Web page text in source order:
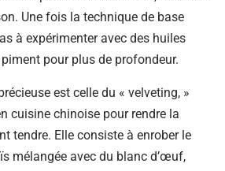
Une fois la technique de base
à expérimenter avec des huiles
pour plus de profondeur.
est celle du « velveting, »
cuisine chinoise pour rendre la
tendre. Elle consiste à enrober le
mélangée avec du blanc d’œuf,